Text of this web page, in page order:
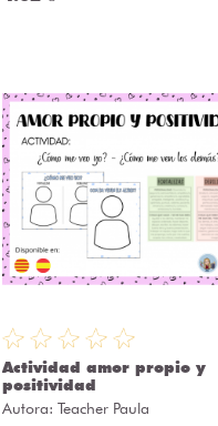
Actividad amor propio y
positividad
Autora: Teacher Paula